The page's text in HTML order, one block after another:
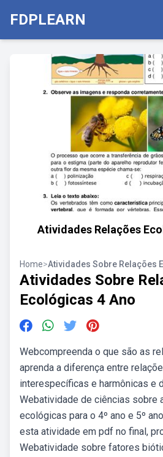
FDPLEARN
Atividades Relações
Home>Atividades Sobre Relações
Atividades Sobre
Ecológicas 4 Ano
Webcompreenda o que são as
aprenda a diferença entre
interespecíficas e harmônicas e
Webatividade de ciências sobre
ecológicas para o 4º ano e 5º
esta atividade em pdf no final,
Webatividade sobre fatores